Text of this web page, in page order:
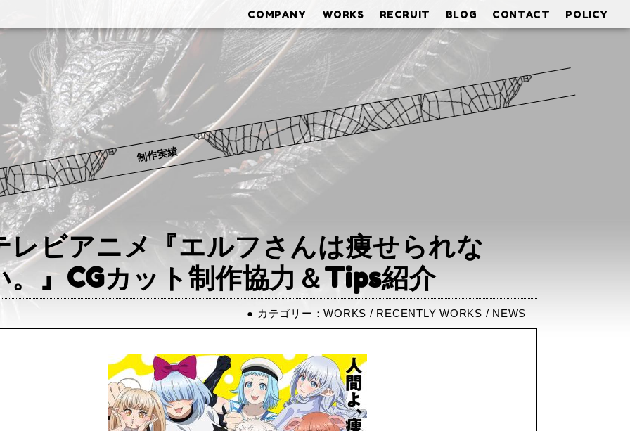
COMPANY WORKS RECRUIT BLOG CONTACT POLICY
WORKS
制作実績
レビアニメ『エルフさんは痩せられな
。』CGカット制作協力＆Tips紹介
● カテゴリー：WORKS / RECENTLY WORKS / NEWS